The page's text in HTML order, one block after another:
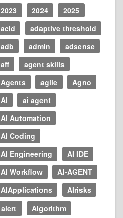
2023
2024
2025
acid
adaptive threshold
adb
admin
adsense
aff
agent skills
Agents
agile
Agno
AI
ai agent
AI Automation
AI Coding
AI Engineering
AI IDE
AI Workflow
AI-AGENT
AIApplications
AIrisks
alert
Algorithm